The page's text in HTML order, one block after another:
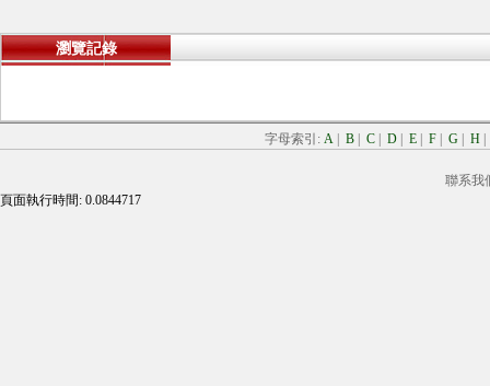
瀏覽記錄
字母索引: A B C D E F G H
聯系我
頁面執行時間: 0.0844717